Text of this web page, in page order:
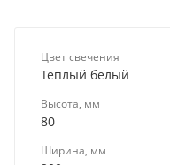
Цвет свечения
Теплый белый
Высота, мм
80
Ширина, мм